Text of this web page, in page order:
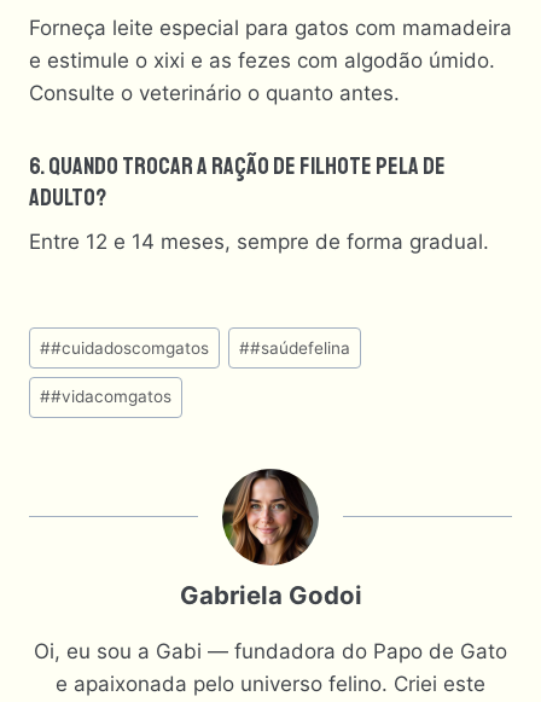
Forneça leite especial para gatos com mamadeira
e estimule o xixi e as fezes com algodão úmido.
Consulte o veterinário o quanto antes.
6. Quando Trocar A Ração De Filhote Pela De
Adulto?
Entre 12 e 14 meses, sempre de forma gradual.
Tags
do
Post:
##cuidadoscomgatos ##saúdefelina
##vidacomgatos
Gabriela Godoi
Oi, eu sou a Gabi — fundadora do Papo de Gato
e apaixonada pelo universo felino. Criei este